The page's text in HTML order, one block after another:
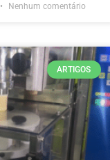
Nenhum comentário
ARTIGOS